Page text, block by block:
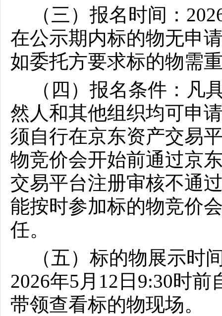
（三）报名时间：
在公示期内标的物无申
如委托方要求标的物需
（四）报名条件：凡
然人和其他组织均可申
须自行在京东资产交易
物竞价会开始前通过京
交易平台注册审核不通
能按时参加标的物竞价
任。
（五）标的物展示时
2026年5月12 日 9:30时前
带领查看标的物现场。